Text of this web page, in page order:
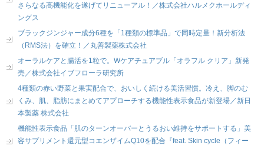
さらなる高機能化を遂げてリニューアル！／株式会社ハルメクホールディ
ングス
ブラックジンジャー成分6種を「1種類の標準品」で同時定量！新分析法
（RMS法）を確立！／丸善製薬株式会社
オーラルケアと腸活を1粒で。Wケアチュアブル「オラフル クリア」新発
売／株式会社イブフローラ研究所
4種類の赤い野菜と果実配合で、おいしく続ける美活習慣。冷え、脚のむ
くみ、肌、脂肪にまとめてアプローチする機能性表示食品が新登場／新日
本製薬 株式会社
機能性表示食品「肌のターンオーバーとうるおい維持をサポートする」美
容サプリメント還元型コエンザイムQ10を配合『feat. Skin cycle（フィー